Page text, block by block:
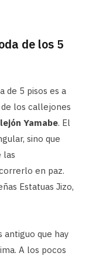
de los 5
de 5 pisos es a
los callejones
Yamabe. El
sino que
las
en paz.
Estatuas Jizo,
antiguo que hay
A los pocos